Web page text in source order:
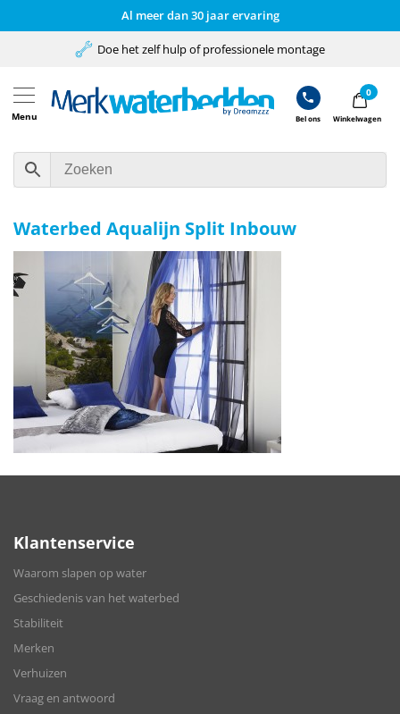
Al meer dan 30 jaar ervaring
Menu Bel ons
0
Winkelwagen
Doe het zelf hulp of professionele montage
Waterbed Aqualijn Split Inbouw
Klantenservice
Waarom slapen op water
Geschiedenis van het waterbed
Stabiliteit
Merken
Verhuizen
Vraag en antwoord